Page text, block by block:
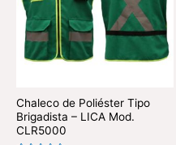
Chaleco de Poliéster Tipo
Brigadista – LICA Mod.
CLR5000